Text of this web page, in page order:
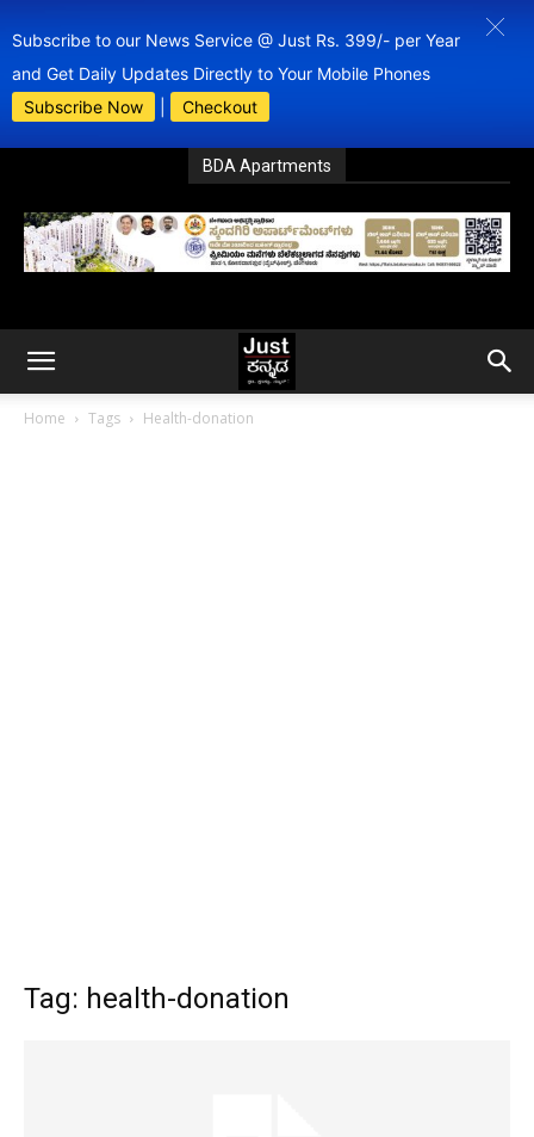
Subscribe to our News Service @ Just Rs. 399/- per Year
and Get Daily Updates Directly to Your Mobile Phones
Subscribe Now
Checkout
BDA Apartments
Home Tags Health-donation
Tag: health-donation